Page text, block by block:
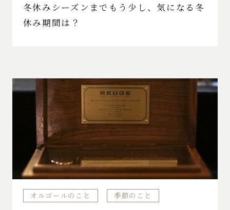
冬休みシーズンまでもう少し、気になる冬
休み期間は？
オルゴールのこと 季節のこと